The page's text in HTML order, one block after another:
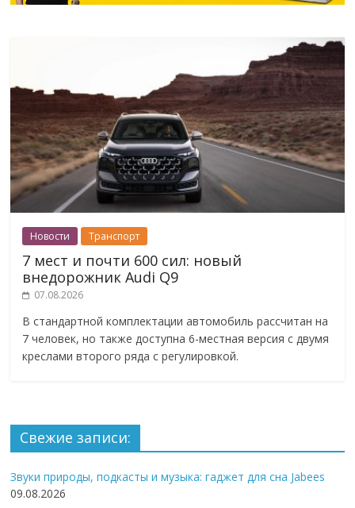
Новости Транспорт
7 мест и почти 600 сил: новый
внедорожник Audi Q9
07.08.2026
В стандартной комплектации автомобиль рассчитан на
7 человек, но также доступна 6-местная версия с двумя
креслами второго ряда с регулировкой.
Свежие записи:
Звуки природы, подкасты и музыка: гаджет для сна Jabees
09.08.2026